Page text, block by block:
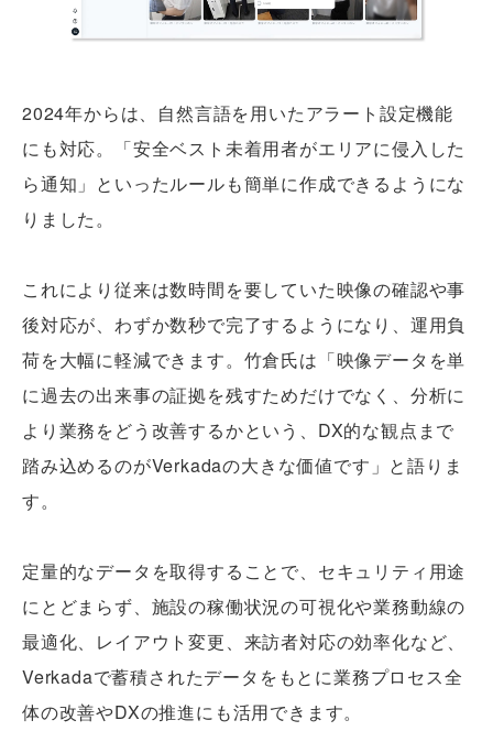
2024年からは、自然言語を用いたアラート設定機能
にも対応。「安全ベスト未着用者がエリアに侵入した
ら通知」といったルールも簡単に作成できるようにな
りました。
これにより従来は数時間を要していた映像の確認や事
後対応が、わずか数秒で完了するようになり、運用負
荷を大幅に軽減できます。竹倉氏は「映像データを単
に過去の出来事の証拠を残すためだけでなく、分析に
より業務をどう改善するかという、DX的な観点まで
踏み込めるのがVerkadaの大きな価値です」と語りま
す。
定量的なデータを取得することで、セキュリティ用途
にとどまらず、施設の稼働状況の可視化や業務動線の
最適化、レイアウト変更、来訪者対応の効率化など、
Verkadaで蓄積されたデータをもとに業務プロセス全
体の改善やDXの推進にも活用できます。